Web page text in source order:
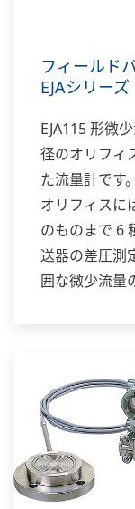
フィールド
EJAシリー
EJA115 形微
径のオリフィ
た流量計です。
オリフィスに
のものまで 6
送器の差圧測
囲な微少流量
により、リ
ことができま